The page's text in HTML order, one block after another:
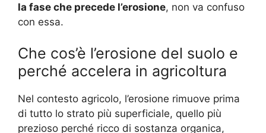
la fase che precede l’erosione, non va confuso
con essa.
Che cos’è l’erosione del suolo e
perché accelera in agricoltura
Nel contesto agricolo, l’erosione rimuove prima
di tutto lo strato più superficiale, quello più
prezioso perché ricco di sostanza organica,